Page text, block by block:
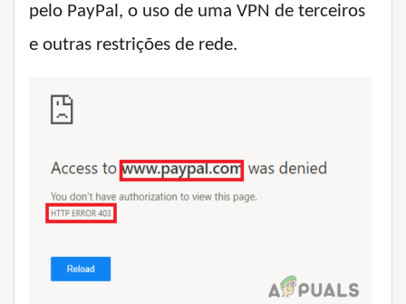
pelo PayPal, o uso de uma VPN de terceiros
e outras restrições de rede.